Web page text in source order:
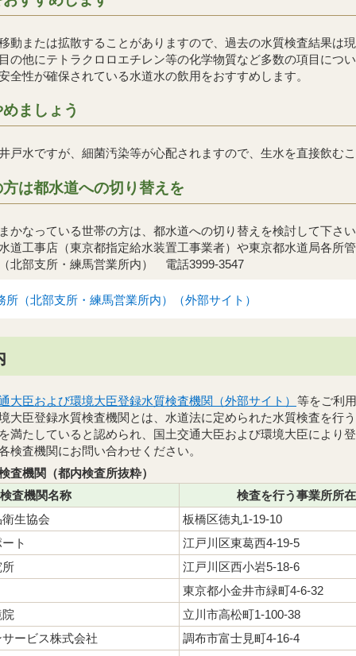
または拡散することがありますので、過去の水質検査結果は
の他にテトラクロロエチレン等の化学物質など多数の項目につ
全性が確保されている水道水の飲用をおすすめします。
ましょう
水ですが、細菌汚染等が心配されますので、生水を直接飲む
は都水道への切り替えを
なっている世帯の方は、都水道への切り替えを検討して下さ
道工事店（東京都指定給水装置工事業者）や東京都水道局各所
部支所・練馬営業所内） 電話3999-3547
（北部支所・練馬営業所内）（外部サイト）
大臣および環境大臣登録水質検査機関（外部サイト） 等をご利
臣登録水質検査機関とは、水道法に定められた水質検査を行
満たしていると認められ、国土交通大臣および環境大臣により
検査機関にお問い合わせください。
査機関（都内検査所抜粋）
査機関名称
検査を行う事業所所
生協会
板橋区徳丸1-19-10
ト
江戸川区東葛西4-19-5
所
江戸川区西小岩5-18-6
東京都小金井市緑町4-6-32
立川市高松町1-100-38
ービス株式会社
調布市富士見町4-16-4